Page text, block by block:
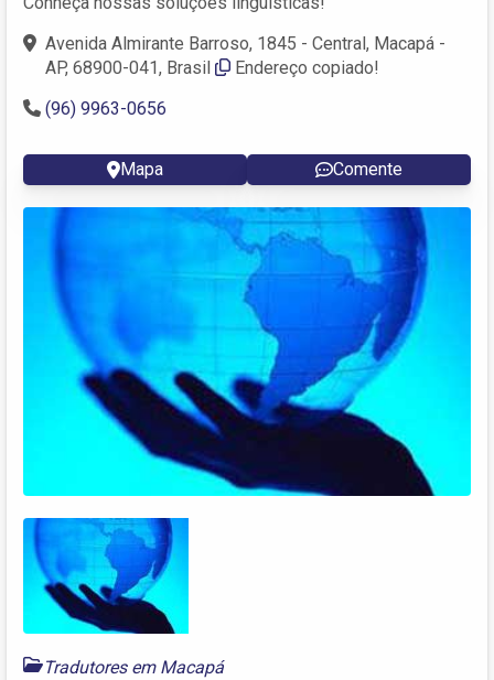
Avenida Almirante Barroso, 1845 - Central, Macapá -
AP, 68900-041, Brasil
Endereço copiado!
(96) 9963-0656
Mapa Comente
Tradutores em Macapá